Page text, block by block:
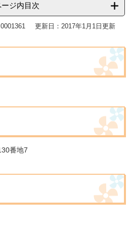
ージ内目次
更新日：2017年1月1日更新
番地7